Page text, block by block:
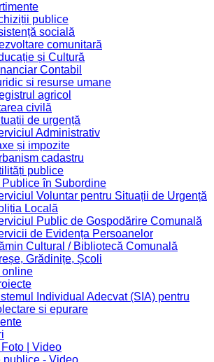
publice
socială
comunitară
și Cultură
Contabil
si resurse umane
agricol
civilă
de urgență
Administrativ
și impozite
cadastru
publice
în Subordine
Voluntar pentru Situații de Urgență
Locală
Public de Gospodărire Comunală
de Evidența Persoanelor
Cultural / Bibliotecă Comunală
Grădinițe, Școli
online
Individual Adecvat (SIA) pentru
si epurare
| Video
publice - Video